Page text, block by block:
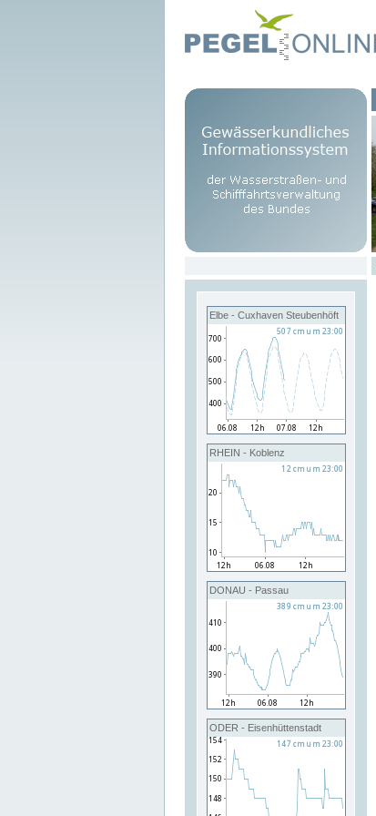
Elbe - Cuxhaven Steubenhöft
RHEIN - Koblenz
DONAU - Passau
ODER - Eisenhüttenstadt